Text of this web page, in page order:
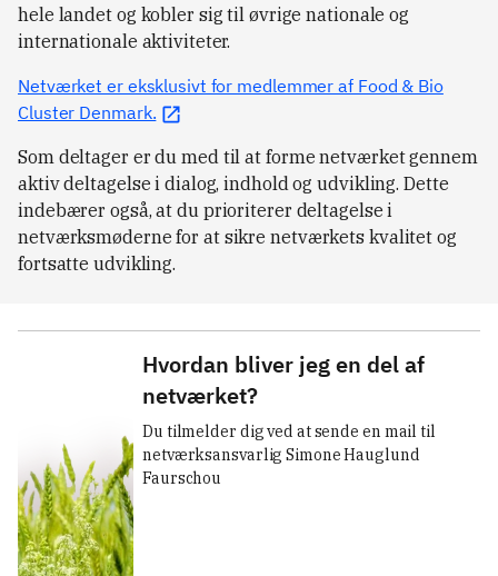
hele landet og kobler sig til øvrige nationale og
internationale aktiviteter.
Netværket er eksklusivt for medlemmer af Food & Bio
Cluster Denmark.
Som deltager er du med til at forme netværket gennem
aktiv deltagelse i dialog, indhold og udvikling. Dette
indebærer også, at du prioriterer deltagelse i
netværksmøderne for at sikre netværkets kvalitet og
fortsatte udvikling.
Hvordan bliver jeg en del af
netværket?
Du tilmelder dig ved at sende en mail til
netværksansvarlig Simone Hauglund
Faurschou